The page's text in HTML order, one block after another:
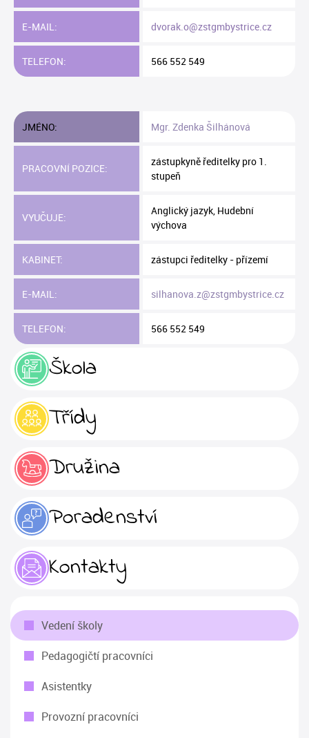
Škola
Třídy
Družina
Poradenství
Kontakty
Vedení školy
Pedagogičtí pracovníci
Asistentky
Provozní pracovníci
E-MAIL: dvorak.o@zstgmbystrice.cz
TELEFON: 566 552 549
JMÉNO: Mgr. Zdenka Šilhánová
PRACOVNÍ POZICE:
zástupkyně ředitelky pro 1.
stupeň
VYUČUJE:
Anglický jazyk, Hudební
výchova
KABINET: zástupci ředitelky - přízemí
E-MAIL: silhanova.z@zstgmbystrice.cz
TELEFON: 566 552 549